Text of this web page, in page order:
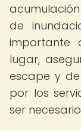
de
importante
lugar,
escape y
por los
ser